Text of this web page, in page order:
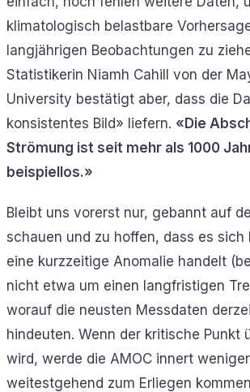
klimatologisch belastbare
langjährigen Beobachtungen zu
Statistikerin Niamh Cahill von der
University bestätigt aber, dass die
konsistentes Bild» liefern. «Die
Strömung ist seit mehr als 1000
beispiellos.»
Bleibt uns vorerst nur, gebannt auf
schauen und zu hoffen, dass es sich
eine kurzzeitige Anomalie handelt
nicht etwa um einen langfristigen
worauf die neusten Messdaten
hindeuten. Wenn der kritische Punkt
wird, werde die AMOC innert
weitestgehend zum Erliegen